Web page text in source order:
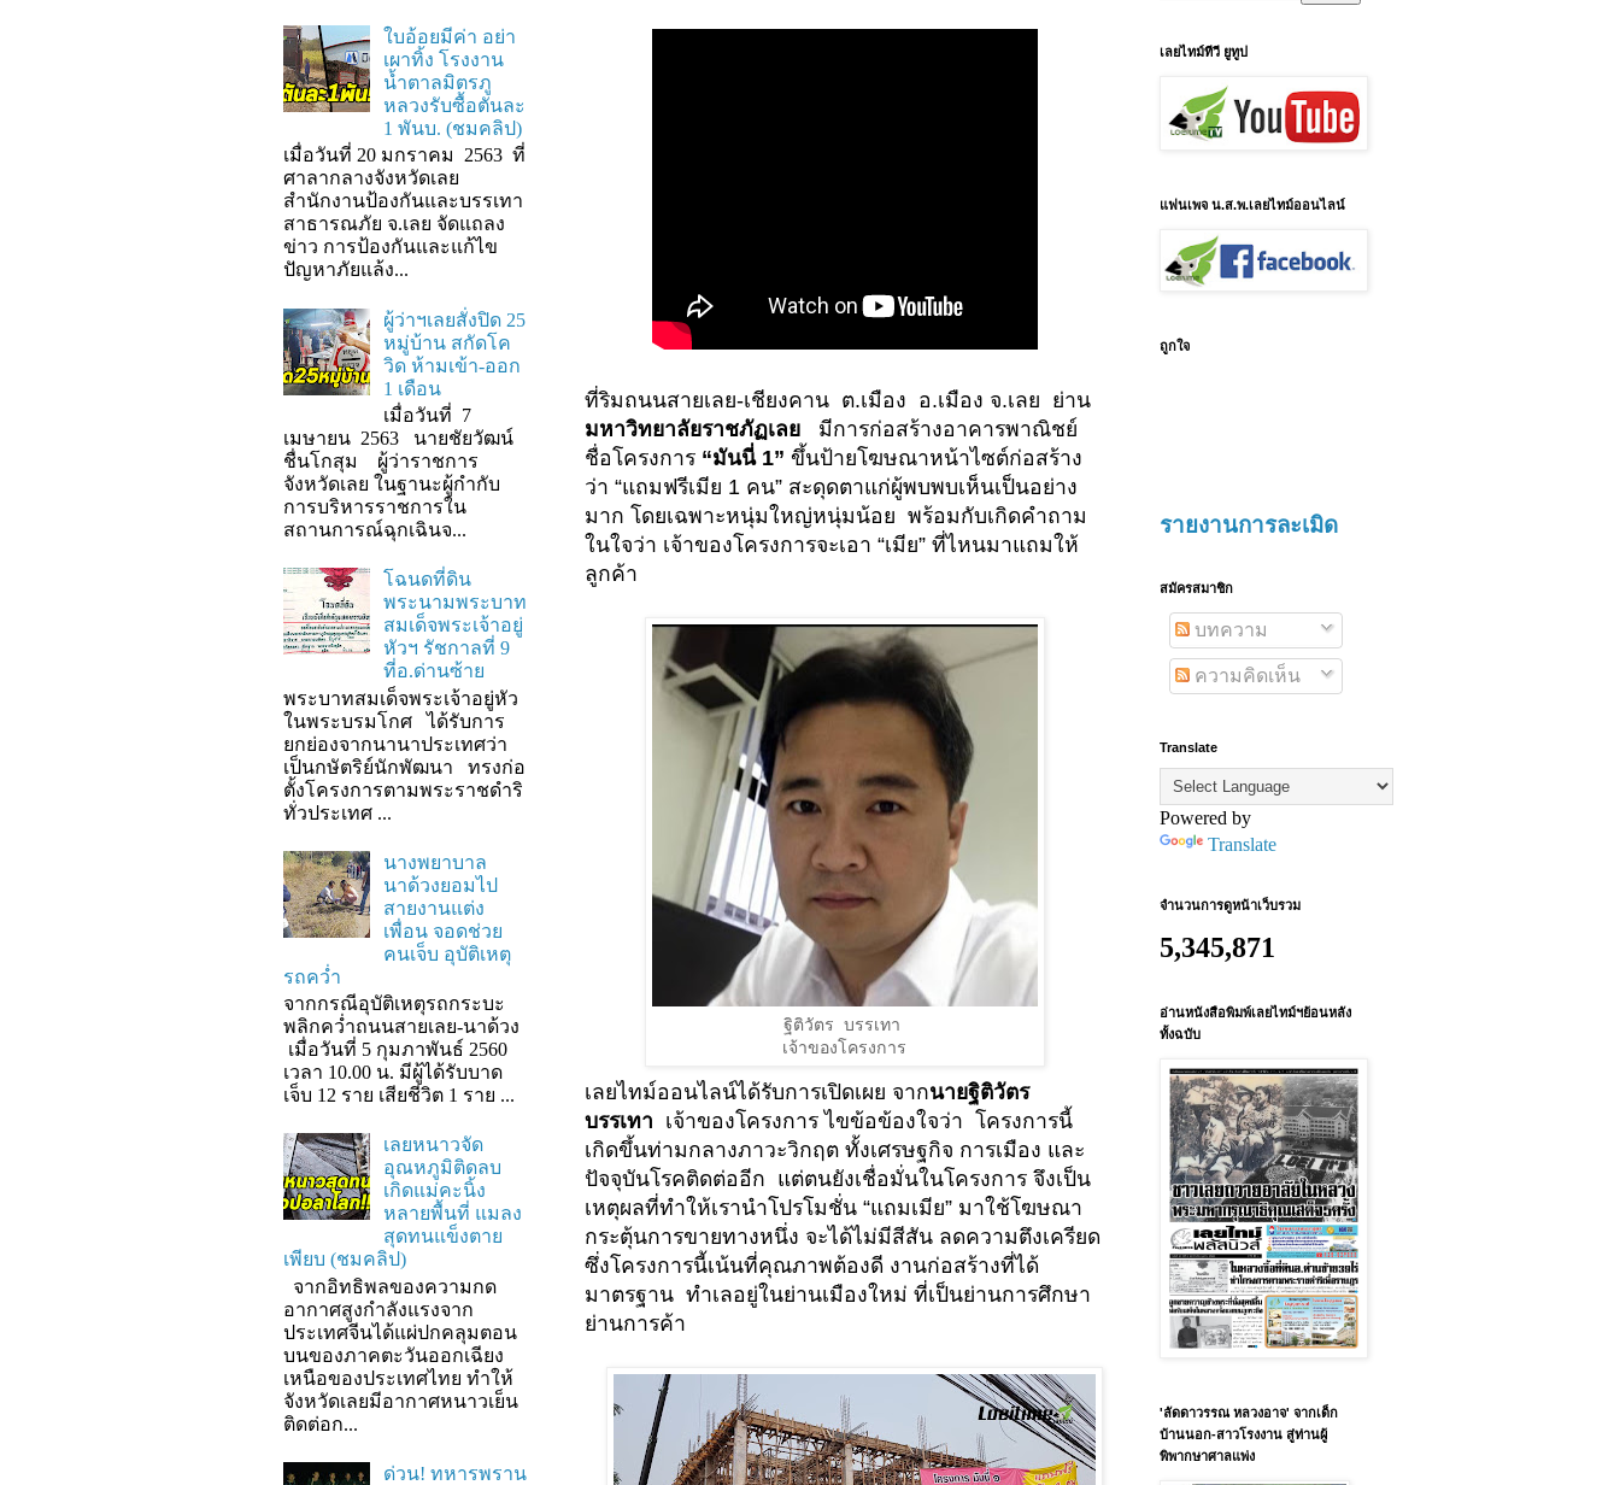
ที่ริมถนนสายเลย-เชียงคาน ต.เมือง อ.เมือง จ.เลย ย่าน
มหาวิทยาลัยราชภัฏเลย
มีการก่อสร้างอาคารพาณิชย์
ชื่อโครงการ “มันนี่ 1” ขึ้นป้ายโฆษณาหน้าไซต์ก่อสร้าง
ว่า “แถมฟรีเมีย 1 คน” สะดุดตาแก่ผู้พบพบเห็นเป็นอย่าง
มาก โดยเฉพาะหนุ่มใหญ่หนุ่มน้อย พร้อมกับเกิดคำถาม
ในใจว่า เจ้าของโครงการจะเอา “เมีย” ที่ไหนมาแถมให้
ลูกค้า
ฐิติวัตร บรรเทา
เจ้าของโครงการ
เลยไทม์ออนไลน์ได้รับการเปิดเผย จากนายฐิติวัตร
บรรเทา เจ้าของโครงการ ไขข้อข้องใจว่า โครงการนี้
เกิดขึ้นท่ามกลางภาวะวิกฤต ทั้งเศรษฐกิจ การเมือง และ
ปัจจุบันโรคติดต่ออีก แต่ตนยังเชื่อมั่นในโครงการ จึงเป็น
เหตุผลที่ทำให้เรานำโปรโมชั่น “แถมเมีย” มาใช้โฆษณา
กระตุ้นการขายทางหนึ่ง จะได้ไม่มีสีสัน ลดความตึงเครียด
ซึ่งโครงการนี้เน้นที่คุณภาพต้องดี งานก่อสร้างที่ได้
มาตรฐาน ทำเลอยู่ในย่านเมืองใหม่ ที่เป็นย่านการศึกษา
ย่านการค้า
ใบอ้อยมีค่า อย่า
เผาทิ้ง โรงงาน
น้ำตาลมิตรภู
หลวงรับซื้อตันละ
1 พันบ. (ชมคลิป)
เมื่อวันที่ 20 มกราคม 2563 ที่
ศาลากลางจังหวัดเลย
สำนักงานป้องกันและบรรเทา
สาธารณภัย จ.เลย จัดแถลง
ข่าว การป้องกันและแก้ไข
ปัญหาภัยแล้ง...
ผู้ว่าฯเลยสั่งปิด 25
หมู่บ้าน สกัดโค
วิด ห้ามเข้า-ออก
1 เดือน
เมื่อวันที่ 7
เมษายน 2563 นายชัยวัฒน์
ชื่นโกสุม ผู้ว่าราชการ
จังหวัดเลย ในฐานะผู้กํากับ
การบริหารราชการใน
สถานการณ์ฉุกเฉินจ...
โฉนดที่ดิน
พระนามพระบาท
สมเด็จพระเจ้าอยู่
หัวฯ รัชกาลที่ 9
ที่อ.ด่านซ้าย
พระบาทสมเด็จพระเจ้าอยู่หัว
ในพระบรมโกศ ได้รับการ
ยกย่องจากนานาประเทศว่า
เป็นกษัตริย์นักพัฒนา ทรงก่อ
ตั้งโครงการตามพระราชดำริ
ทั่วประเทศ ...
นางพยาบาล
นาด้วงยอมไป
สายงานแต่ง
เพื่อน จอดช่วย
คนเจ็บ อุบัติเหตุ
รถคว่ำ
จากกรณีอุบัติเหตุรถกระบะ
พลิกคว่ำถนนสายเลย-นาด้วง
เมื่อวันที่ 5 กุมภาพันธ์ 2560
เวลา 10.00 น. มีผู้ได้รับบาด
เจ็บ 12 ราย เสียชีวิต 1 ราย ...
เลยหนาวจัด
อุณหภูมิติดลบ
เกิดแม่คะนิ้ง
หลายพื้นที่ แมลง
สุดทนแข็งตาย
เพียบ (ชมคลิป)
จากอิทธิพลของความกด
อากาศสูงกำลังแรงจาก
ประเทศจีนได้แผ่ปกคลุมตอน
บนของภาคตะวันออกเฉียง
เหนือของประเทศไทย ทำให้
จังหวัดเลยมีอากาศหนาวเย็น
ติดต่อก...
ด่วน! ทหารพราน
เลยไทม์ทีวี ยูทูป
แฟนเพจ น.ส.พ.เลยไทม์ออนไลน์
ถูกใจ
รายงานการละเมิด
สมัครสมาชิก
บทความ
ความคิดเห็น
Translate
Powered by
Translate
จำนวนการดูหน้าเว็บรวม
5,345,871
อ่านหนังสือพิมพ์เลยไทม์ฯย้อนหลัง
ทั้งฉบับ
'ลัดดาวรรณ หลวงอาจ' จากเด็ก
บ้านนอก-สาวโรงงาน สู่ท่านผู้
พิพากษาศาลแพ่ง